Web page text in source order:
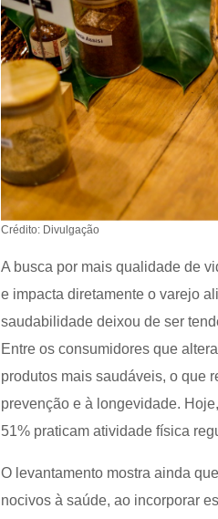
Crédito: Divulgação
A busca por mais qualidade de
e impacta diretamente o varejo
saudabilidade deixou de ser
Entre os consumidores que
produtos mais saudáveis, o que
prevenção e à longevidade.
51% praticam atividade física
O levantamento mostra ainda
nocivos à saúde, ao incorporar